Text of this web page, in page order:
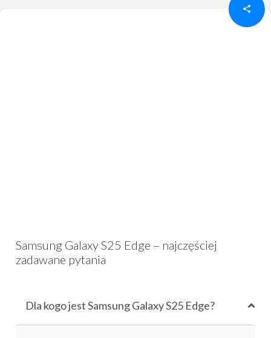
Samsung Galaxy S25 Edge – najczęściej
zadawane pytania
Dla kogo jest Samsung Galaxy S25 Edge?